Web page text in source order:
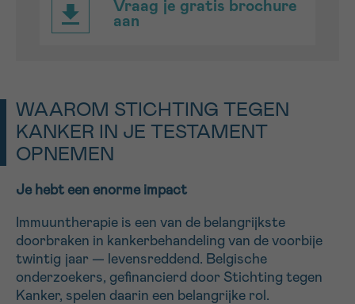
Vraag je gratis brochure
aan
WAAROM STICHTING TEGEN
KANKER IN JE TESTAMENT
OPNEMEN
Je hebt een enorme impact
Immuuntherapie is een van de belangrijkste
doorbraken in kankerbehandeling van de voorbije
twintig jaar — levensreddend. Belgische
onderzoekers, gefinancierd door Stichting tegen
Kanker, spe en daarin een belangrijke rol.
Meer weten over Kankerinfo
Ik aanvaard degebruiksvoorwaarden
Sturen